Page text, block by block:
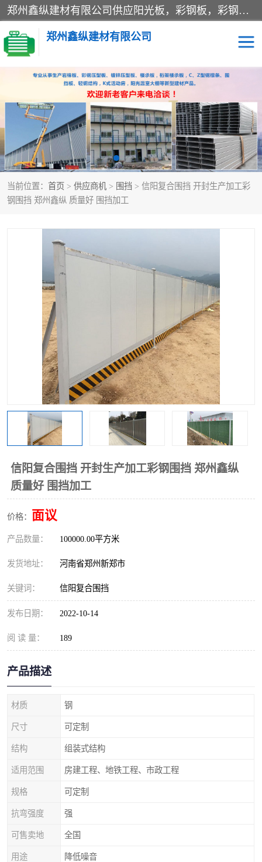
郑州鑫纵建材有限公司供应阳光板，彩钢板，彩钢钢构工程是一家集生产销售租赁安装于一体的企业，主要生产PC采光板，耐力板，仿古琉璃采光板，岩棉板、彩钢压型板、镀锌压型板、桁架楼承板，C、Z型钢檩条、围挡板、轻钢结构，阳光温室大棚等新型建材产品。公司旗下有多台移动式高空压瓦机租赁，承接全国各地业务，专业对外租赁各种型号压瓦机。
郑州鑫纵建材有限公司
当前位置： 首页 > 供应商机 > 围挡 > 信阳复合围挡 开封生产加工彩
钢围挡 郑州鑫纵 质量好 围挡加工
信阳复合围挡 开封生产加工彩钢围挡 郑州鑫纵
质量好 围挡加工
价格： 面议
产品数量： 100000.00平方米
发货地址： 河南省郑州新郑市
关键词： 信阳复合围挡
发布日期： 2022-10-14
阅 读 量： 189
产品描述
材质 钢
尺寸 可定制
结构 组装式结构
适用范围 房建工程、地铁工程、市政工程
规格 可定制
抗弯强度 强
可售卖地 全国
用途 降低噪音
高空瓦机租赁 ASA合成树脂仿古瓦
CZ型钢 FRP采光板
PC多层板 PC耐力板
建筑围挡 楼层板
彩钢板
生产加工单板复合围挡 市
政围挡